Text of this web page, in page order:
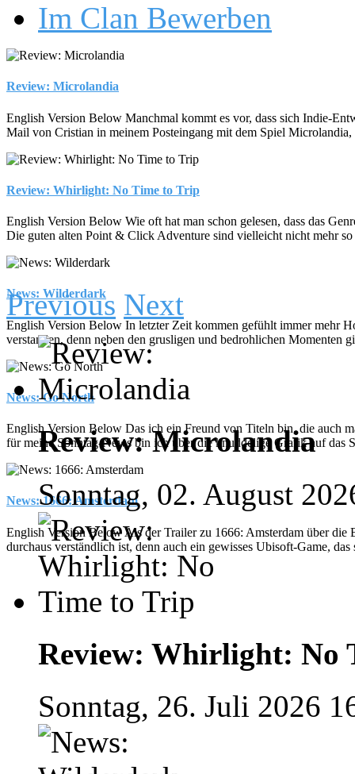
Im Clan Bewerben
Review: Microlandia
English Version Below Manchmal kommt es vor, dass sich Indie-
Mail von Cristian in meinem Posteingang mit dem Spiel
Review: Whirlight: No Time to Trip
English Version Below Wie oft hat man schon gelesen, dass das
Die guten alten Point & Click Adventure sind vielleicht nicht mehr so
News: Wilderdark
English Version Below In letzter Zeit kommen gefühlt immer mehr
verstanden, denn neben den grusligen und bedrohlichen Momenten
News: Go North
English Version Below Das ich ein Freund von Titeln bin, die auch
für meine Sonntag-News bin ich über die knuddelige Grafik auf das
News: 1666: Amsterdam
English Version Below Als der Trailer zu 1666: Amsterdam über die
durchaus verständlich ist, denn auch ein gewisses Ubisoft-Game,
Previous Next
Review: Microlandia
Sonntag, 02. August
Review: Whirlight: No
Sonntag, 26. Juli 2026